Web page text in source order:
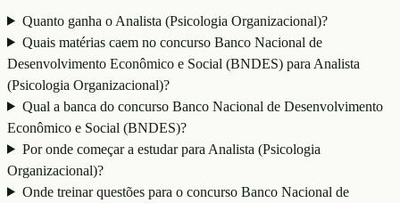
Quanto ganha o Analista (Psicologia Organizacional)?
Quais matérias caem no concurso Banco Nacional de
Desenvolvimento Econômico e Social (BNDES) para Analista
(Psicologia Organizacional)?
Qual a banca do concurso Banco Nacional de Desenvolvimento
Econômico e Social (BNDES)?
Por onde começar a estudar para Analista (Psicologia
Organizacional)?
Onde treinar questões para o concurso Banco Nacional de